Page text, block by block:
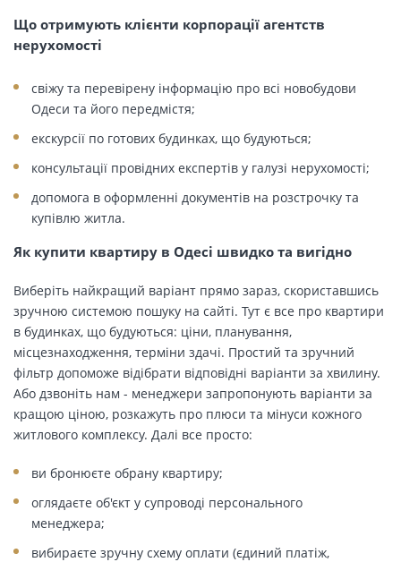
Що отримують клієнти корпорації агентств
нерухомості
свіжу та перевірену інформацію про всі новобудови
Одеси та його передмістя;
екскурсії по готових будинках, що будуються;
консультації провідних експертів у галузі нерухомості;
допомога в оформленні документів на розстрочку та
купівлю житла.
Як купити квартиру в Одесі швидко та вигідно
Виберіть найкращий варіант прямо зараз, скориставшись
зручною системою пошуку на сайті. Тут є все про квартири
в будинках, що будуються: ціни, планування,
місцезнаходження, терміни здачі. Простий та зручний
фільтр допоможе відібрати відповідні варіанти за хвилину.
Або дзвоніть нам - менеджери запропонують варіанти за
кращою ціною, розкажуть про плюси та мінуси кожного
житлового комплексу. Далі все просто:
ви бронюєте обрану квартиру;
оглядаєте об'єкт у супроводі персонального
менеджера;
вибираєте зручну схему оплати (єдиний платіж,